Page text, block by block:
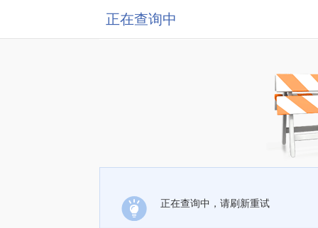
正在查询中
正在查询中，请刷新重试